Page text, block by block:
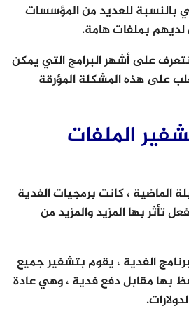
بالنسبة للعديد من المؤسسات
لديهم بملفات هامة.
على أشهر البرامج التي يمكن
على هذه المشكلة المؤرقة
الملفات
الماضية ، كانت برمجيات الفدية
تأثر بها المزيد والمزيد من
الفدية ، يقوم بتشفير جميع
بها مقابل دفع فدية ، وهي عادة